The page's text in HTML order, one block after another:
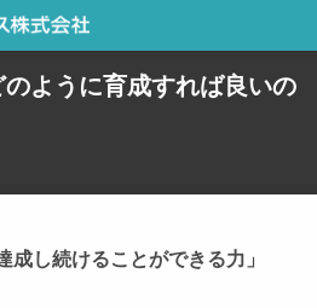
ように育成すれば良いの
成し続けることができる力」